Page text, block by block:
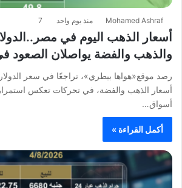
Mohamed Ashraf منذ يوم واحد 7
أسعار الذهب اليوم في
والذهب والفضة يواصلان الصعود
رصد موقع«هواها بيطري»، تراجعًا في سعر
أسعار الذهب والفضة، في تحركات تعكس
أسواق…
أكمل القراءة »